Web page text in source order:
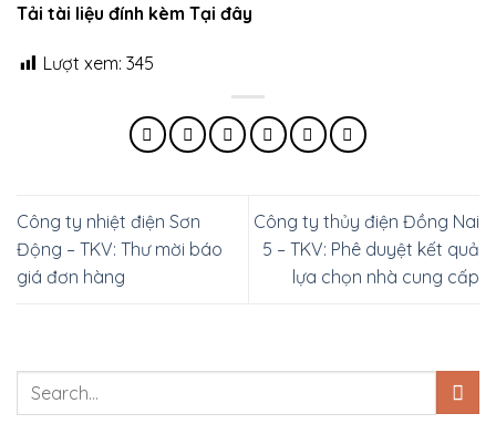
Tải tài liệu đính kèm Tại đây
Lượt xem: 345
Công ty nhiệt điện Sơn
Động – TKV: Thư mời báo
giá đơn hàng
Công ty thủy điện Đồng Nai
5 – TKV: Phê duyệt kết quả
lựa chọn nhà cung cấp